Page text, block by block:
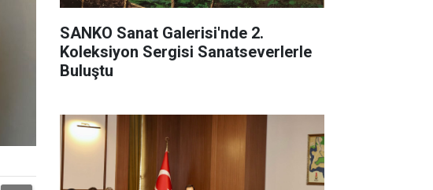
SANKO Sanat Galerisi'nde 2.
Koleksiyon Sergisi Sanatseverlerle
Buluştu